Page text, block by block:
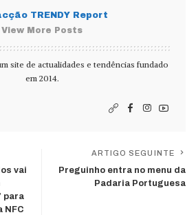
TRENDY Report
View More Posts
site de actualidades e tendências fundado
em 2014.
vai
para
NFC
ARTIGO SEGUINTE
Preguinho entra no menu da
Padaria Portuguesa